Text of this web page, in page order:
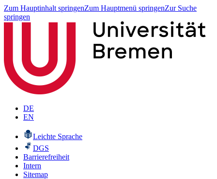
Zum Hauptinhalt springenZum Hauptmenü springenZur Suche
springen
DE
EN
Leichte Sprache
DGS
Barrierefreiheit
Intern
Sitemap